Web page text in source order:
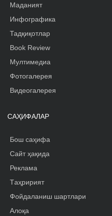
Маданият
Инфографика
Тадқиқотлар
Book Review
Мултимедиа
Фотогалерея
Видеогалерея
САҲИФАЛАР
Бош саҳифа
Сайт ҳақида
Реклама
Tаҳририят
Фойдаланиш шартлари
Алоқа